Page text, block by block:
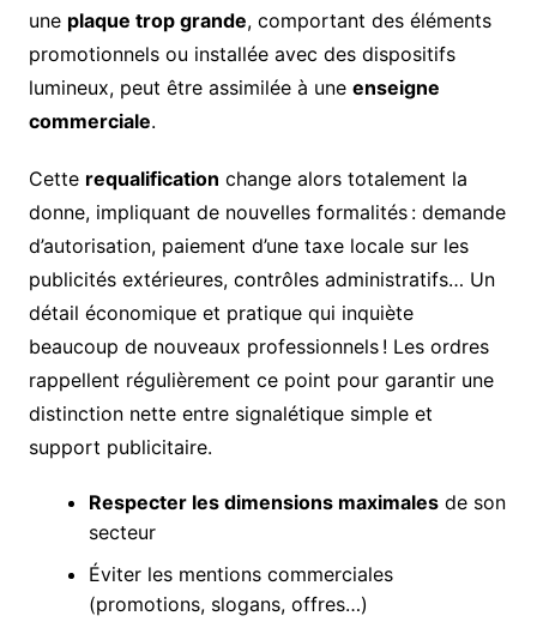
une plaque trop grande, comportant des éléments
promotionnels ou installée avec des dispositifs
lumineux, peut être assimilée à une enseigne
commerciale.
Cette requalification change alors totalement la
donne, impliquant de nouvelles formalités : demande
d’autorisation, paiement d’une taxe locale sur les
publicités extérieures, contrôles administratifs… Un
détail économique et pratique qui inquiète
beaucoup de nouveaux professionnels ! Les ordres
rappellent régulièrement ce point pour garantir une
distinction nette entre signalétique simple et
support publicitaire.
Respecter les dimensions maximalesde son
secteur
Éviter les mentions commerciales
(promotions, slogans, offres…)